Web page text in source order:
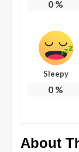
0 %
Sleepy
0 %
About